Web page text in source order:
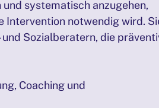
systematisch anzugehen,
Intervention notwendig wird.
Sozialberatern, die
Coaching und